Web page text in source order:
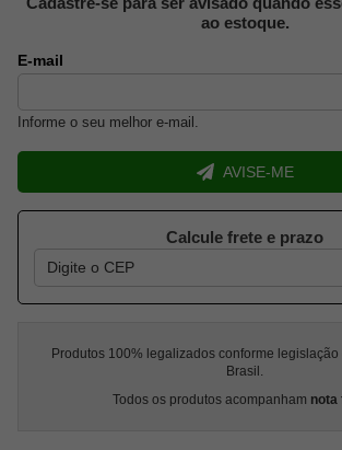
ao estoque.
E-mail
Informe o seu melhor e-mail.
AVISE-ME
Calcule frete e prazo
Produtos 100% legalizados conforme
Brasil.
Todos os produtos acompanham nota